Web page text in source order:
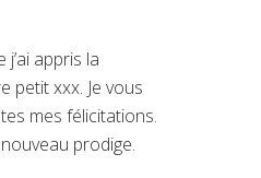
j’ai appris la
petit xxx. Je vous
mes félicitations.
nouveau prodige.